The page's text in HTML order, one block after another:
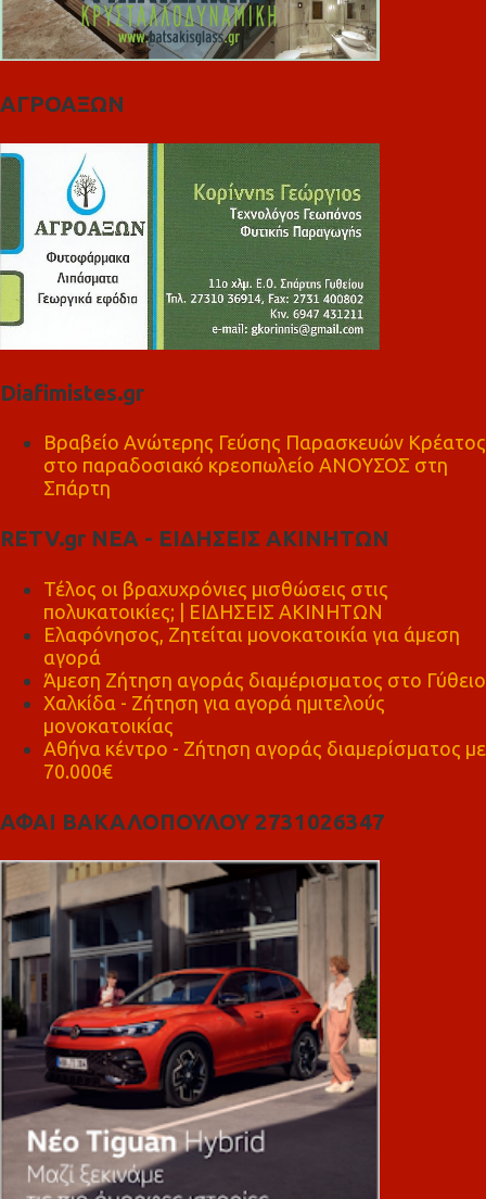
ΑΓΡΟΑΞΩΝ
Diafimistes.gr
Βραβείο Ανώτερης Γεύσης Παρασκευών Κρέατος
στο παραδοσιακό κρεοπωλείο ΑΝΟΥΣΟΣ στη
Σπάρτη
RETV.gr ΝΕΑ - ΕΙΔΗΣΕΙΣ ΑΚΙΝΗΤΩΝ
Τέλος οι βραχυχρόνιες μισθώσεις στις
πολυκατοικίες; | ΕΙΔΗΣΕΙΣ ΑΚΙΝΗΤΩΝ
Ελαφόνησος, Ζητείται μονοκατοικία για άμεση
αγορά
Άμεση Ζήτηση αγοράς διαμέρισματος στο Γύθειο
Χαλκίδα - Ζήτηση για αγορά ημιτελούς
μονοκατοικίας
Αθήνα κέντρο - Ζήτηση αγοράς διαμερίσματος με
70.000€
ΑΦΑΙ ΒΑΚΑΛΟΠΟΥΛΟΥ 2731026347